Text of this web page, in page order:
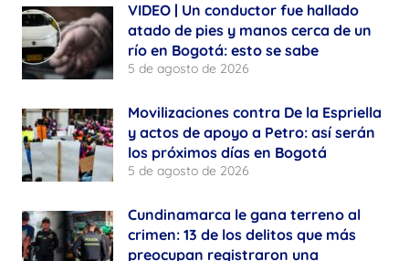
VIDEO | Un conductor fue hallado
atado de pies y manos cerca de un
río en Bogotá: esto se sabe
5 de agosto de 2026
Movilizaciones contra De la Espriella
y actos de apoyo a Petro: así serán
los próximos días en Bogotá
5 de agosto de 2026
Cundinamarca le gana terreno al
crimen: 13 de los delitos que más
preocupan registraron una